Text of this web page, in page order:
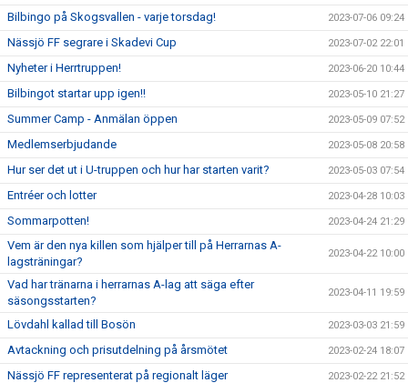
Bilbingo på Skogsvallen - varje torsdag! 2023-07-06 09:24
Nässjö FF segrare i Skadevi Cup 2023-07-02 22:01
Nyheter i Herrtruppen! 2023-06-20 10:44
Bilbingot startar upp igen!! 2023-05-10 21:27
Summer Camp - Anmälan öppen 2023-05-09 07:52
Medlemserbjudande 2023-05-08 20:58
Hur ser det ut i U-truppen och hur har starten varit? 2023-05-03 07:54
Entréer och lotter 2023-04-28 10:03
Sommarpotten! 2023-04-24 21:29
Vem är den nya killen som hjälper till på Herrarnas A-
lagsträningar?
2023-04-22 10:00
Vad har tränarna i herrarnas A-lag att säga efter
säsongsstarten?
2023-04-11 19:59
Lövdahl kallad till Bosön 2023-03-03 21:59
Avtackning och prisutdelning på årsmötet 2023-02-24 18:07
Nässjö FF representerat på regionalt läger 2023-02-22 21:52